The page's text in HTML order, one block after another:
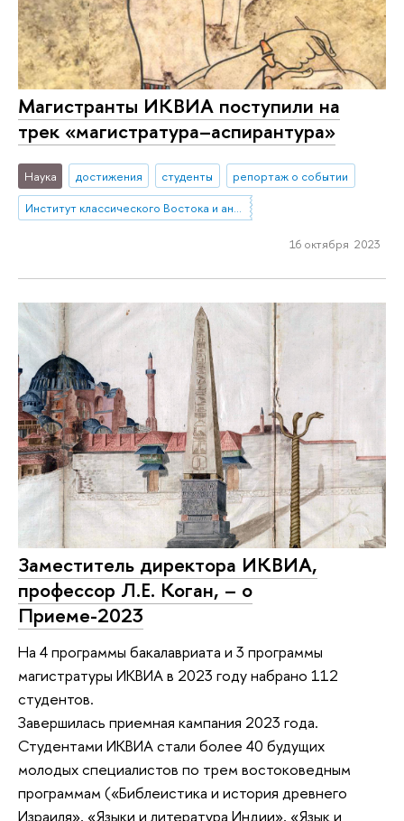
Магистранты ИКВИА поступили на
трек «магистратура–аспирантура»
Наука достижения студенты
репортаж о событии
Институт классического Востока и античности
16 октября 2023
Заместитель директора ИКВИА,
профессор Л.Е. Коган, – о
Приеме-2023
На 4 программы бакалавриата и 3 программы
магистратуры ИКВИА в 2023 году набрано 112
студентов.
Завершилась приемная кампания 2023 года.
Студентами ИКВИА стали более 40 будущих
молодых специалистов по трем востоковедным
программам («Библеистика и история древнего
Израиля», «Языки и литература Индии», «Язык и